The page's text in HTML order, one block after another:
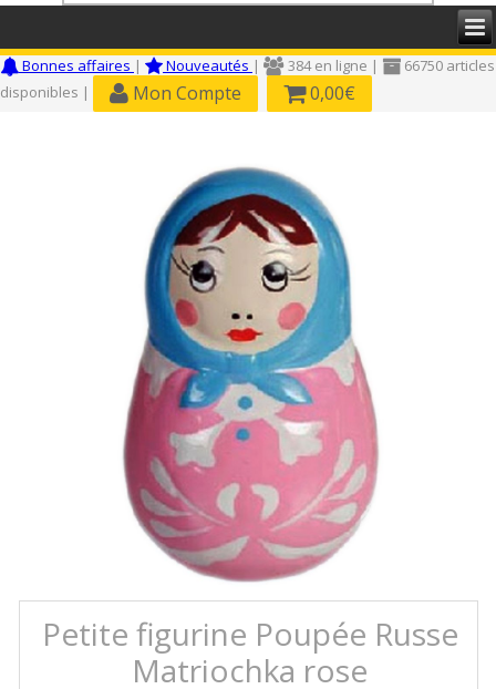
Bonnes affaires | Nouveautés | 384 en ligne |
66750 articles
disponibles |
Mon Compte 0,00€
Petite figurine Poupée Russe
Matriochka rose